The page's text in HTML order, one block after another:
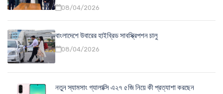
08/04/2026
বাংলাদেশে উবারের হাইব্রিড সাবস্ক্রিপশন চালু
08/04/2026
নতুন স্যামসাং গ্যালাক্সি এ২৭ ৫জি নিয়ে কী প্রত্যাশা করছেন